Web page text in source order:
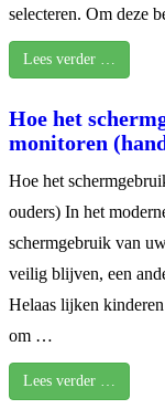
selecteren. Om deze
Lees verder …
Hoe het
monitoren
Hoe het
ouders) In het
schermgebruik van
veilig blijven, een
Helaas lijken
om …
Lees verder …